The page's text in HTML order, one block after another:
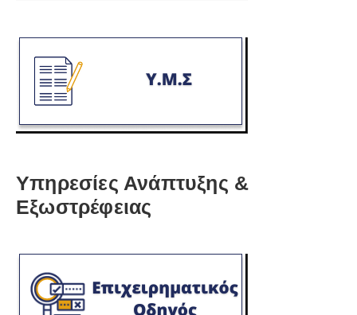
Υπηρεσίες Ανάπτυξης &
Εξωστρέφειας